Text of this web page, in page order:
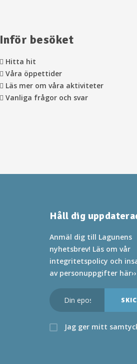
Inför besöket
Hitta hit
Våra öppettider
Läs mer om våra aktiviteter
Vanliga frågor och svar
Håll dig
Anmäl dig till Lagunens
nyhetsbrev! Läs om vår
integritetspolicy och
av personuppgifter här››
Jag ger mitt